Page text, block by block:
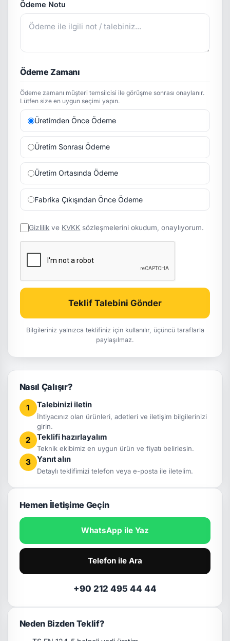
Ödeme Notu
Ödeme Zamanı
Ödeme zamanı müşteri temsilcisi ile görüşme sonrası onaylanır.
Lütfen size en uygun seçimi yapın.
Üretimden Önce Ödeme
Üretim Sonrası Ödeme
Üretim Ortasında Ödeme
Fabrika Çıkışından Önce Ödeme
Gizlilik ve KVKK sözleşmelerini okudum, onaylıyorum.
Teklif Talebini Gönder
Bilgileriniz yalnızca teklifiniz için kullanılır, üçüncü taraflarla
paylaşılmaz.
Nasıl Çalışır?
1 Talebinizi iletin
İhtiyacınız olan ürünleri, adetleri ve iletişim bilgilerinizi
girin.
2 Teklifi hazırlayalım
Teknik ekibimiz en uygun ürün ve fiyatı belirlesin.
3 Yanıt alın
Detaylı teklifimizi telefon veya e-posta ile iletelim.
Hemen İletişime Geçin
WhatsApp ile Yaz
Telefon ile Ara
+90 212 495 44 44
Neden Bizden Teklif?